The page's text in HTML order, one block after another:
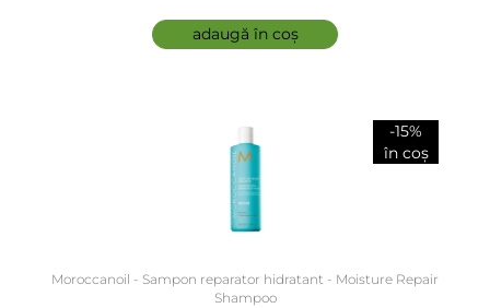
adaugă în coș
-15%
în coș
Moroccanoil - Sampon reparator hidratant - Moisture Repair
Shampoo